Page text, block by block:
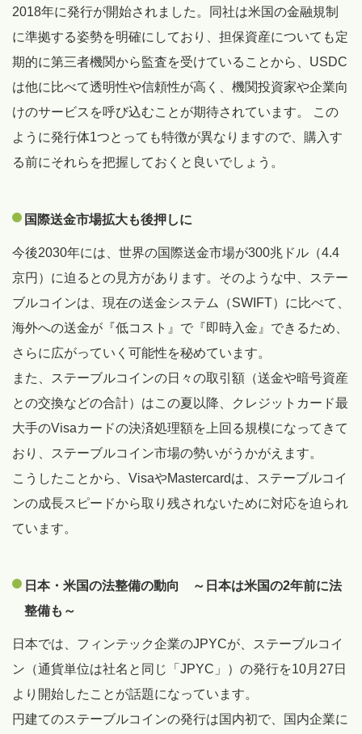
2018年に発行が開始されました。同社は米国の金融規制
に準拠する姿勢を明確にしており、担保資産についても定
期的に第三者機関から監査を受けていることから、USDC
は他に比べて透明性や信頼性が高く、機関投資家や企業向
けのサービスを呼び込むことが期待されています。 この
ように発行体1つとっても特徴が異なりますので、購入す
る前にそれらを把握しておくと良いでしょう。
国際送金市場拡大も後押しに
今後2030年には、世界の国際送金市場が300兆ドル（4.4
京円）に迫るとの見方があります。そのような中、ステー
ブルコインは、現在の送金システム（SWIFT）に比べて、
海外への送金が『低コスト』で『即時入金』できるため、
さらに広がっていく可能性を秘めています。
また、ステーブルコインの日々の取引額（送金や暗号資産
との交換などの合計）はこの夏以降、クレジットカード最
大手のVisaカードの決済処理額を上回る規模になってきて
おり、ステーブルコイン市場の勢いがうかがえます。
こうしたことから、VisaやMastercardは、ステーブルコイ
ンの成長スピードから取り残されないために対応を迫られ
ています。
日本・米国の法整備の動向 ～日本は米国の2年前に法
整備も～
日本では、フィンテック企業のJPYCが、ステーブルコイ
ン（通貨単位は社名と同じ「JPYC」）の発行を10月27日
より開始したことが話題になっています。
円建てのステーブルコインの発行は国内初で、国内企業に